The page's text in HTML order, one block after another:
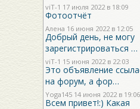
viT-1 17 июля 2022 в 18:09
Фотоотчёт
Алена 16 июня 2022 в 12:05
Добрый день, не могу
зарегистрироваться …
viT-1 15 июня 2022 в 22:03
Это объявление
на форум, а фор…
Yoga145 14 июня 2022 в 19:06
Всем привет!:) Какая